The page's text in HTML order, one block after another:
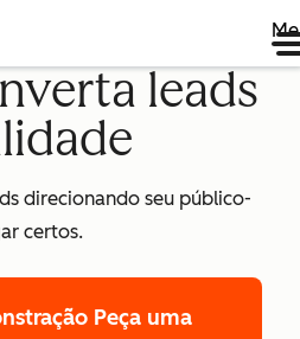
leads
direcionando seu público-
certos.
Peça uma